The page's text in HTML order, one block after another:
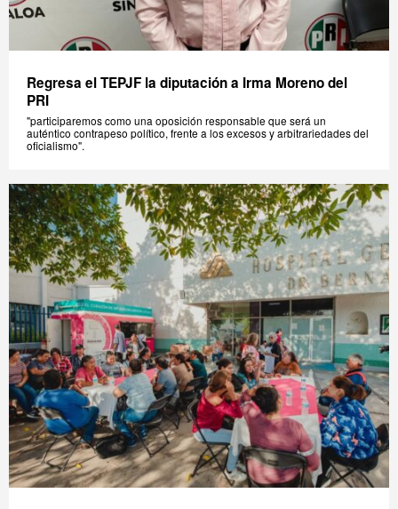
Regresa el TEPJF la diputación a Irma Moreno del
PRI
"participaremos como una oposición responsable que será un
auténtico contrapeso político, frente a los excesos y arbitrariedades del
oficialismo".